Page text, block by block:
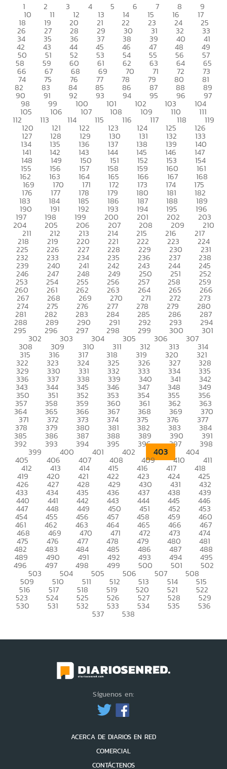
1 2 3 4 5 6 7 8 9
10 11 12 13 14 15 16 17
18 19 20 21 22 23 24 25
26 27 28 29 30 31 32 33
34 35 36 37 38 39 40 41
42 43 44 45 46 47 48 49
50 51 52 53 54 55 56 57
58 59 60 61 62 63 64 65
66 67 68 69 70 71 72 73
74 75 76 77 78 79 80 81
82 83 84 85 86 87 88 89
90 91 92 93 94 95 96 97
98 99 100 101 102 103 104
105 106 107 108 109 110 111
112 113 114 115 116 117 118 119
120 121 122 123 124 125 126
127 128 129 130 131 132 133
134 135 136 137 138 139 140
141 142 143 144 145 146 147
148 149 150 151 152 153 154
155 156 157 158 159 160 161
162 163 164 165 166 167 168
169 170 171 172 173 174 175
176 177 178 179 180 181 182
183 184 185 186 187 188 189
190 191 192 193 194 195 196
197 198 199 200 201 202 203
204 205 206 207 208 209 210
211 212 213 214 215 216 217
218 219 220 221 222 223 224
225 226 227 228 229 230 231
232 233 234 235 236 237 238
239 240 241 242 243 244 245
246 247 248 249 250 251 252
253 254 255 256 257 258 259
260 261 262 263 264 265 266
267 268 269 270 271 272 273
274 275 276 277 278 279 280
281 282 283 284 285 286 287
288 289 290 291 292 293 294
295 296 297 298 299 300 301
302 303 304 305 306 307
308 309 310 311 312 313 314
315 316 317 318 319 320 321
322 323 324 325 326 327 328
329 330 331 332 333 334 335
336 337 338 339 340 341 342
343 344 345 346 347 348 349
350 351 352 353 354 355 356
357 358 359 360 361 362 363
364 365 366 367 368 369 370
371 372 373 374 375 376 377
378 379 380 381 382 383 384
385 386 387 388 389 390 391
392 393 394 395 396 397 398
399 400 401 402 403 404
405 406 407 408 409 410 411
412 413 414 415 416 417 418
419 420 421 422 423 424 425
426 427 428 429 430 431 432
433 434 435 436 437 438 439
440 441 442 443 444 445 446
447 448 449 450 451 452 453
454 455 456 457 458 459 460
461 462 463 464 465 466 467
468 469 470 471 472 473 474
475 476 477 478 479 480 481
482 483 484 485 486 487 488
489 490 491 492 493 494 495
496 497 498 499 500 501 502
503 504 505 506 507 508
509 510 511 512 513 514 515
516 517 518 519 520 521 522
523 524 525 526 527 528 529
530 531 532 533 534 535 536
537 538
Síguenos en:
ACERCA DE DIARIOS EN RED
COMERCIAL
CONTÁCTENOS